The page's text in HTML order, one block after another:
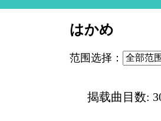
はかめ
范围选择：
揭载曲目数: